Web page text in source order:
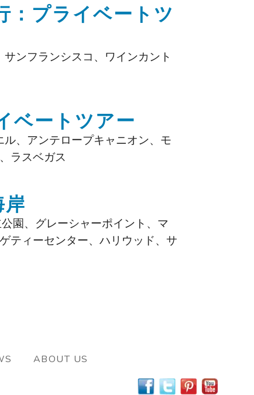
：プライベートツ
ンフランシスコ、ワインカント
ベートツアー
、アンテロープキャニオン、モ
ラスベガス
園、グレーシャーポイント、マ
ティーセンター、ハリウッド、サ
ABOUT US